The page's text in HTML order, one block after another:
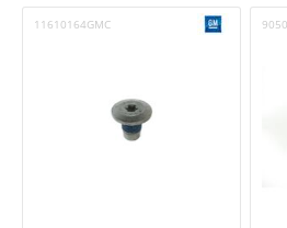
11610164GMC